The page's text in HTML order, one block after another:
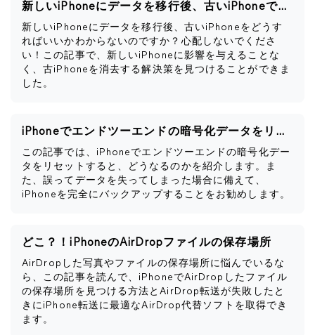
新しいiPhoneにデータを移行後、古いiPhoneですべきこと
新しいiPhoneにデータを移行後、古いiPhoneをどうす
ればいいかわからないのですか？心配しないでくださ
い！この記事で、新しいiPhoneに影響を与えることな
く、古iPhoneを消去する解決策を見つけることができま
した。
iPhoneでエンドツーエンドの暗号化データをリセットするとどうなるか
この記事では、iPhoneでエンドツーエンドの暗号化デー
タをリセットすると、どうなるのかを紹介します。ま
た、誤ってデータを失ってしまった場合に備えて、
iPhoneを完全にバックアップすることをお勧めします。
どこ？！iPhoneのAirDropファイルの保存場所
AirDropした写真やファイルの保存場所に悩んでいるな
ら、この記事を読んで、iPhoneでAirDropしたファイル
の保存場所を見つける方法とAirDrop転送が失敗したと
きにiPhone転送に最適なAirDrop代替ソフトを取得でき
ます。